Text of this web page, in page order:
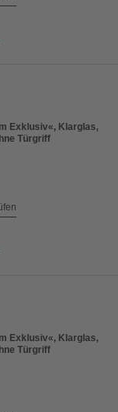
Exklusiv«, Klarglas,
Türgriff
Exklusiv«, Klarglas,
Türgriff